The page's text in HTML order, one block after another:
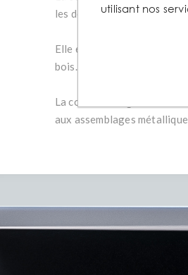
les deux ailes ont des
Elle est utilisée pour
bois.
La cornière inégale en
aux assemblages
utilisant nos